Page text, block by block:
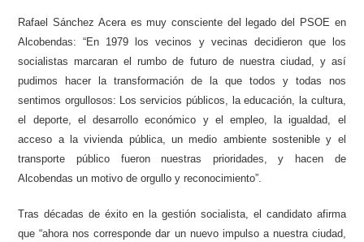
Rafael Sánchez Acera es muy consciente del legado del PSOE en
Alcobendas: “En 1979 los vecinos y vecinas decidieron que los
socialistas marcaran el rumbo de futuro de nuestra ciudad, y así
pudimos hacer la transformación de la que todos y todas nos
sentimos orgullosos: Los servicios públicos, la educación, la cultura,
el deporte, el desarrollo económico y el empleo, la igualdad, el
acceso a la vivienda pública, un medio ambiente sostenible y el
transporte público fueron nuestras prioridades, y hacen de
Alcobendas un motivo de orgullo y reconocimiento”.
Tras décadas de éxito en la gestión socialista, el candidato afirma
que “ahora nos corresponde dar un nuevo impulso a nuestra ciudad,